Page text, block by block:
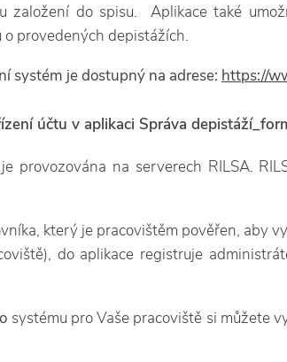
založení do spisu. Aplikace také
provedených depistážích.
systém je dostupný na adrese: https://
účtu v aplikaci Správa
provozována na serverech RILSA.
který je pracovištěm pověřen, aby
do aplikace registruje
systému pro Vaše pracoviště si můžete